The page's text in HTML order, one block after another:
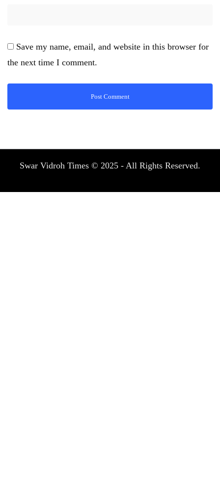
Save my name, email, and website in this browser for
the next time I comment.
Swar Vidroh Times © 2025 - All Rights Reserved.